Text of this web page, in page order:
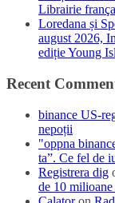
Librairie
Loredana și
august 2026,
ediție Young
Recent
binance US-
nepoții
"oppna
ta”. Ce fel de
Registrera dig
de 10